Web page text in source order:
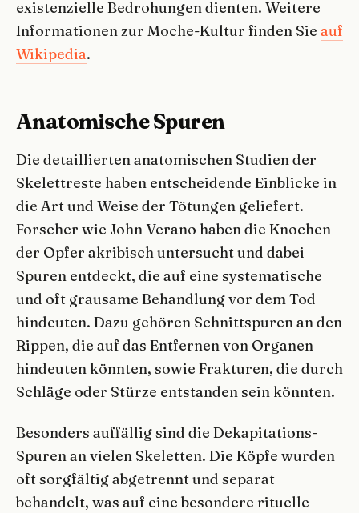
existenzielle Bedrohungen dienten. Weitere
Informationen zur Moche-Kultur finden Sie auf
Wikipedia.
Anatomische Spuren
Die detaillierten anatomischen Studien der
Skelettreste haben entscheidende Einblicke in
die Art und Weise der Tötungen geliefert.
Forscher wie John Verano haben die Knochen
der Opfer akribisch untersucht und dabei
Spuren entdeckt, die auf eine systematische
und oft grausame Behandlung vor dem Tod
hindeuten. Dazu gehören Schnittspuren an den
Rippen, die auf das Entfernen von Organen
hindeuten könnten, sowie Frakturen, die durch
Schläge oder Stürze entstanden sein könnten.
Besonders auffällig sind die Dekapitations-
Spuren an vielen Skeletten. Die Köpfe wurden
oft sorgfältig abgetrennt und separat
behandelt, was auf eine besondere rituelle